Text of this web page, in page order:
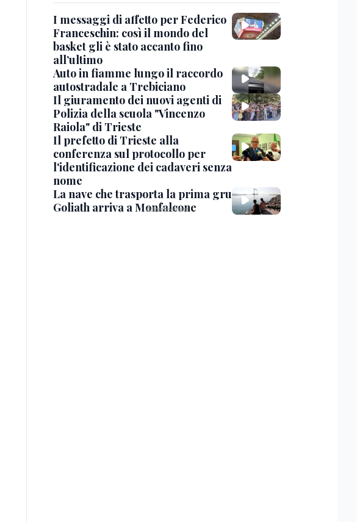
I messaggi di affetto per Federico
Franceschin: così il mondo del
basket gli è stato accanto fino
all’ultimo
Auto in fiamme lungo il raccordo
autostradale a Trebiciano
Il giuramento dei nuovi agenti di
Polizia della scuola "Vincenzo
Raiola" di Trieste
Il prefetto di Trieste alla
conferenza sul protocollo per
l'identificazione dei cadaveri senza
nome
La nave che trasporta la prima gru
Goliath arriva a Monfalcone